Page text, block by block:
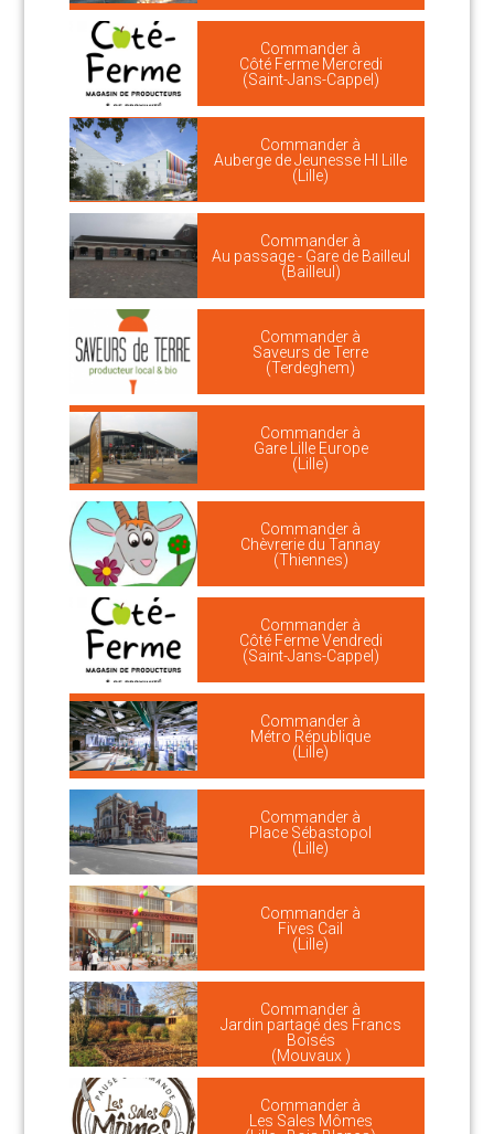
Commander à
Côté Ferme Mercredi
(Saint-Jans-Cappel)
Commander à
Auberge de Jeunesse HI Lille
(Lille)
Commander à
Au passage - Gare de Bailleul
(Bailleul)
Commander à
Saveurs de Terre
(Terdeghem)
Commander à
Gare Lille Europe
(Lille)
Commander à
Chèvrerie du Tannay
(Thiennes)
Commander à
Côté Ferme Vendredi
(Saint-Jans-Cappel)
Commander à
Métro République
(Lille)
Commander à
Place Sébastopol
(Lille)
Commander à
Fives Cail
(Lille)
Commander à
Jardin partagé des Francs
Boisés
(Mouvaux )
Commander à
Les Sales Mômes